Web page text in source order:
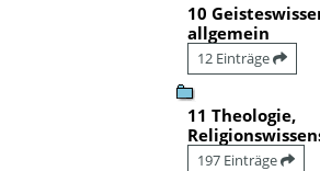
10
allgemein
12 Einträge
11 Theologie,
197 Einträge